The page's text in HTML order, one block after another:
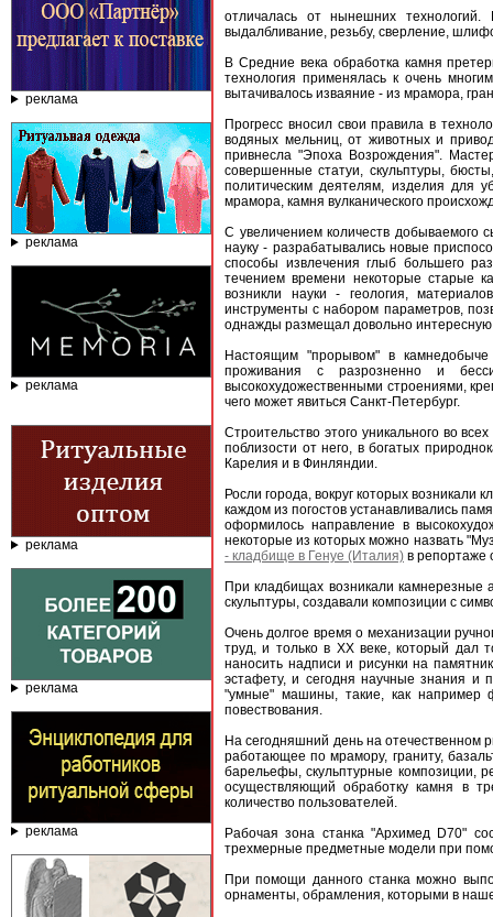
реклама
реклама
реклама
реклама
реклама
реклама
отличалась от нынешних
выдалбливание, резьбу, сверление,
В Средние века обработка камня
технология применялась к очень
вытачивалось изваяние - из мрамора,
Прогресс вносил свои правила в
водяных мельниц, от животных и
привнесла "Эпоха Возрождения".
совершенные статуи, скульптуры,
политическим деятелям, изделия для
мрамора, камня вулканического
С увеличением количеств добываемого
науку - разрабатывались новые
способы извлечения глыб большего
течением времени некоторые старые
возникли науки - геология,
инструменты с набором параметров,
однажды размещал довольно
Настоящим "прорывом" в
проживания с разрозненно и
высокохудожественными строениями,
чего может явиться Санкт-Петербург.
Строительство этого уникального во
поблизости от него, в богатых
Карелия и в Финляндии.
Росли города, вокруг которых
каждом из погостов устанавливались
оформилось направление в
некоторые из которых можно назвать
- кладбище в Генуе (Италия) в репортаже
При кладбищах возникали камнерезные
скульптуры, создавали композиции с
Очень долгое время о механизации
труд, и только в XX веке, который дал
наносить надписи и рисунки на
эстафету, и сегодня научные знания и
"умные" машины, такие, как например
повествования.
На сегодняшний день на отечественном
работающее по мрамору, граниту,
барельефы, скульптурные композиции,
осуществляющий обработку камня в
количество пользователей.
Рабочая зона станка "Архимед D70"
трехмерные предметные модели при
При помощи данного станка можно
орнаменты, обрамления, которыми в